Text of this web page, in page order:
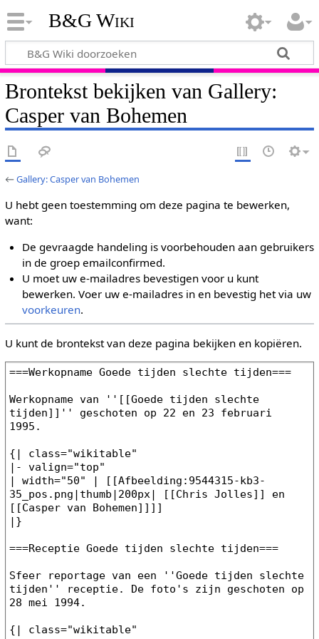
B&G Wiki
Brontekst bekijken van Gallery:
Casper van Bohemen
←Gallery: Casper van Bohemen
U hebt geen toestemming om deze pagina te bewerken,
want:
De gevraagde handeling is voorbehouden aan gebruikers
in de groep emailconfirmed.
U moet uw e-mailadres bevestigen voor u kunt
bewerken. Voer uw e-mailadres in en bevestig het via uw
voorkeuren.
U kunt de brontekst van deze pagina bekijken en kopiëren.